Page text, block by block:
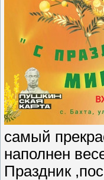
самый
наполнен
Праздник